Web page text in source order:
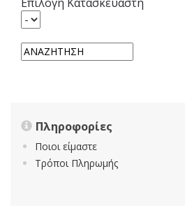
Πληροφορίες
Ποιοι είμαστε
Τρόποι Πληρωμής